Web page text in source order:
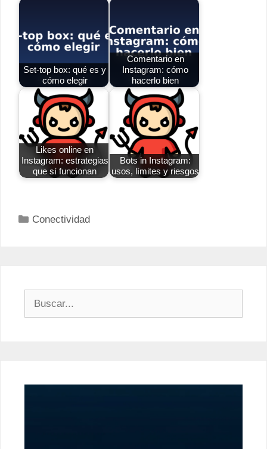
Set-top box: qué es y
cómo elegir
Comentario en
Instagram: cómo
hacerlo bien
Likes online en
Instagram: estrategias
que sí funcionan
Bots in Instagram:
usos, límites y riesgos
Categorías
Conectividad